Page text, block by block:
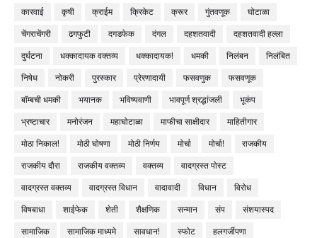
कारवाई
कृषी क्राईम क्रिकेट क्रूर गुंतवणूक
घोटाळा
चेंगराचेंगरी
ढगफुटी दगडफेक दंगल दहशतवादी
दहशतवादी हल्ला
दुर्घटना
धक्कादायक वक्तव्य धक्कादायक! धमकी निलंबन
निलंबित
निषेध
नोकरी पुरस्कार प्रेरणादायी फसवणुक
फसवणूक
बॉम्बची धमकी
भयानक भविष्यवाणी भावपूर्ण श्रद्धांजली
भूकंप
भ्रष्टाचार
मनोरंजन महाघोटाळा माफीचा साक्षीदार
माहितीगार
मोठा निकाल!
मोठी घोषणा मोठी निर्णय मोर्चा मोर्चा!
राजकीय
राजकीय दौरा
राजकीय वक्तव्य वक्तव्य
वादग्रस्त पोस्ट
वादग्रस्त वक्तव्य
वादग्रस्त विधान वादावादी विधान
विरोध
विषबाधा
शाईफेक शेती शैक्षणिक सन्मान संप
संशयास्पद
सामाजिक
सामाजिक माध्यमे सावधान! स्फोट
हलगर्जीपणा